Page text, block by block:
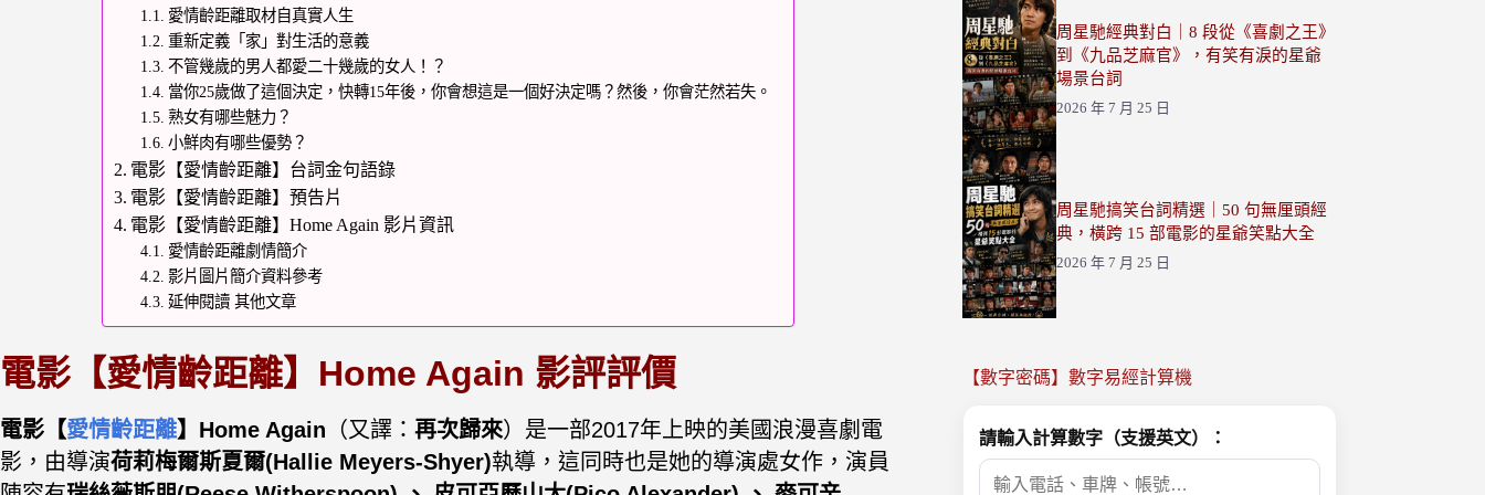
愛情齡距離取材自真實人生
重新定義「家」對生活的意義
不管幾歲的男人都愛二十幾歲的女人！？
當你25歲做了這個決定，快轉15年後，你會想這是一個好決定嗎？然後，你會茫然若失。
熟女有哪些魅力？
小鮮肉有哪些優勢？
電影【愛情齡距離】台詞金句語錄
電影【愛情齡距離】預告片
電影【愛情齡距離】Home Again 影片資訊
愛情齡距離劇情簡介
影片圖片簡介資料參考
延伸閱讀 其他文章
電影【愛情齡距離】Home Again 影評評價
電影【愛情齡距離】Home Again （又譯： 再次歸來）是一部2017年上映的美國浪漫喜劇電
影，由導演荷莉梅爾斯夏爾(Hallie Meyers-Shyer)執導，這同時也是她的導演處女作，演員
周星馳經典對白｜8 段從《喜劇之王》
到《九品芝麻官》，有笑有淚的星爺
場景台詞
2026 年 7 月 25 日
周星馳搞笑台詞精選｜50 句無厘頭經
典，橫跨 15 部電影的星爺笑點大全
2026 年 7 月 25 日
【數字密碼】數字易經計算機
請輸入計算數字（支援英文）：